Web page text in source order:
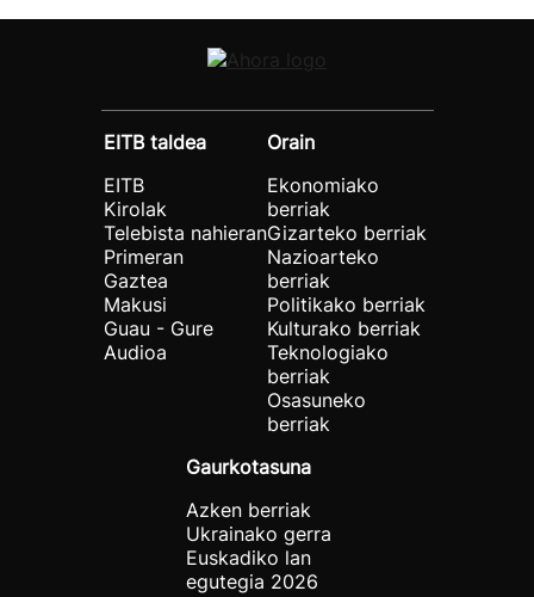
EITB taldea
EITB
Kirolak
Telebista nahieran
Primeran
Gaztea
Makusi
Guau - Gure
Audioa
Orain
Ekonomiako
berriak
Gizarteko berriak
Nazioarteko
berriak
Politikako berriak
Kulturako berriak
Teknologiako
berriak
Osasuneko
berriak
Gaurkotasuna
Azken berriak
Ukrainako gerra
Euskadiko lan
egutegia 2026